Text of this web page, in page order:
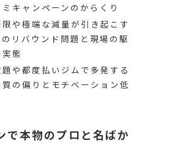
キャンペーンのからくり
や極端な減量が引き起こす
リバウンド問題と現場の駆
態
や都度払いジムで多発する
質の偏りとモチベーション低
で本物のプロと名ばか